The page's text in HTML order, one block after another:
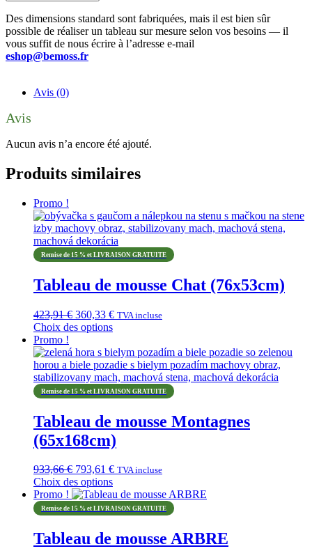
Des dimensions standard sont fabriquées, mais il est bien sûr
possible de réaliser un tableau sur mesure selon vos besoins — il
vous suffit de nous écrire à l’adresse e-mail
eshop@bemoss.fr
Avis (0)
Avis
Aucun avis n’a encore été ajouté.
Produits similaires
Promo !
Remise de 15 % et LIVRAISON GRATUITE
Tableau de mousse Chat (76x53cm)
423,91€ Le
prix
était :
423,91 €.
360,33 €Le
est :
360,33 €.
TVA incluse
Choix des options
Ce
produit
a
plusieurs
variations.
Les
options
peuvent
être
choisies
sur
la
page
du
produit
Promo !
Remise de 15 % et LIVRAISON GRATUITE
Tableau de mousse Montagnes
(65x168cm)
933,66€ Le
prix
initial
était :
933,66 €.
793,61 €Le
actuel
est :
793,61 €.
TVA incluse
Choix des options
Ce
produit
a
plusieurs
variations.
Promo !
Remise de 15 % et LIVRAISON GRATUITE
Tableau de mousse ARBRE